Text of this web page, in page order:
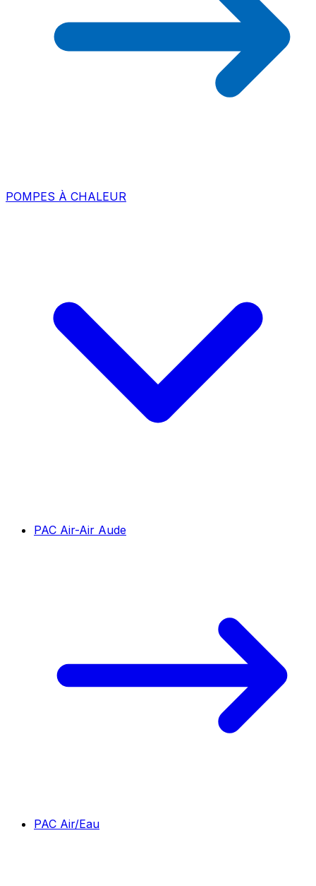
POMPES À CHALEUR
PAC Air-Air Aude
PAC Air/Eau